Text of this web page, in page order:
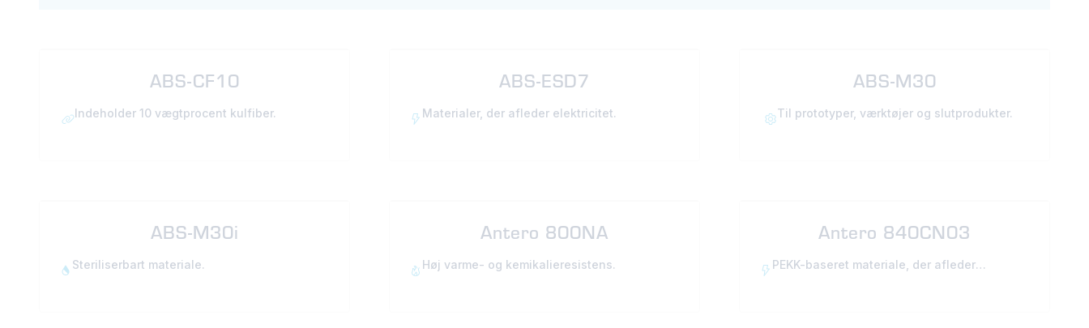
ABS-CF10
Indeholder 10 vægtprocent kulfiber.
ABS-ESD7
Materialer, der afleder elektricitet.
ABS-M30
Til prototyper, værktøjer og slutprodukter.
ABS-M30i
Steriliserbart materiale.
Antero 800NA
Høj varme- og kemikalieresistens.
Antero 840CN03
PEKK-baseret materiale, der afleder